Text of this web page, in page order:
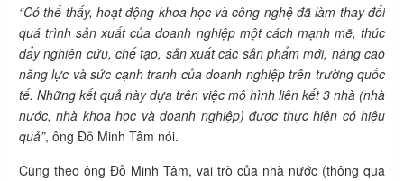
“Có thể thấy, hoạt động khoa học và công nghệ đã làm thay đổi
quá trình sản xuất của doanh nghiệp một cách mạnh mẽ, thúc
đẩy nghiên cứu, chế tạo, sản xuất các sản phẩm mới, nâng cao
năng lực và sức cạnh tranh của doanh nghiệp trên trường quốc
tế. Những kết quả này dựa trên việc mô hình liên kết 3 nhà (nhà
nước, nhà khoa học và doanh nghiệp) được thực hiện có hiệu
quả”, ông Đỗ Minh Tâm nói.
Cũng theo ông Đỗ Minh Tâm, vai trò của nhà nước (thông qua